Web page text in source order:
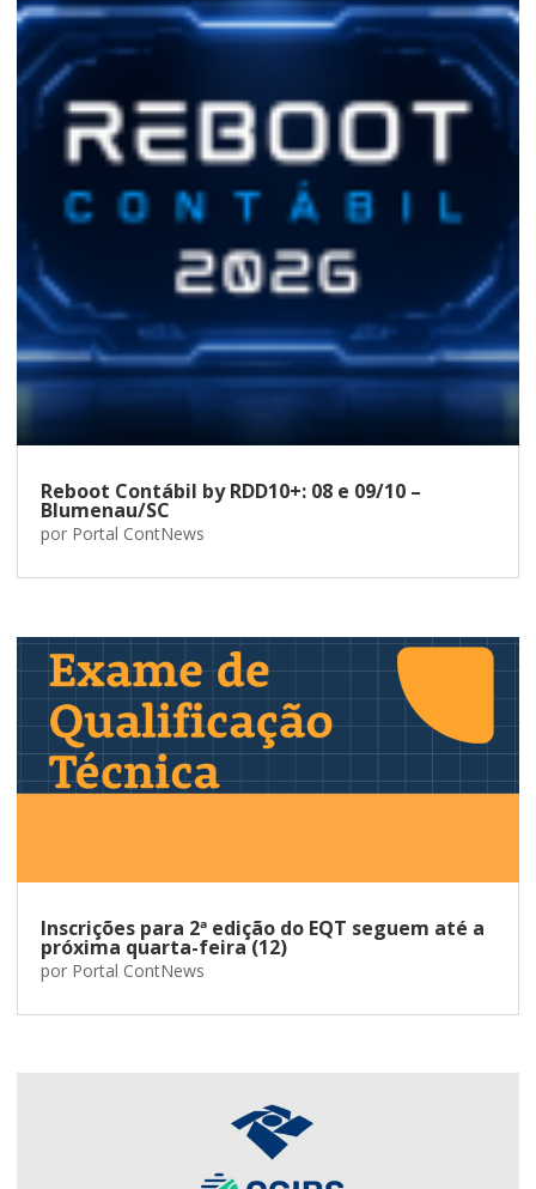
Reboot Contábil by RDD10+: 08 e 09/10 –
Blumenau/SC
por Portal ContNews
Inscrições para 2ª edição do EQT seguem até a
próxima quarta-feira (12)
por Portal ContNews